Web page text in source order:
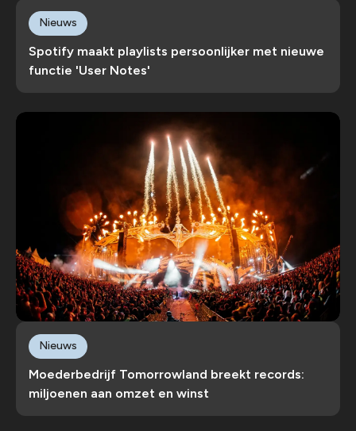
Spotify maakt playlists persoonlijker met nieuwe
functie 'User Notes'
Nieuws
Moederbedrijf Tomorrowland breekt records:
miljoenen aan omzet en winst
Nieuws